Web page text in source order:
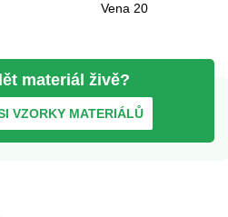
Vena 20
materiál živě?
VZORKY MATERIÁLŮ